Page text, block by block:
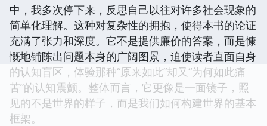
中，我多次停下来，反思自己以往对许多社会现象的
简单化理解。这种对复杂性的拥抱，使得本书的论证
充满了张力和深度。它不是提供廉价的答案，而是慷
慨地铺陈出问题本身的广阔图景，迫使读者直面自身
的认知盲区，体验那种“原来如此”却又“为何如此痛
苦”的认知震颤。整体而言，它更像是一面镜子，照
见的不是世界的样子，而是我们如何构建世界的基本
框架。